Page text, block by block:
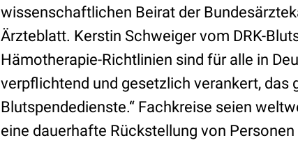
wissenschaftlichen Beirat der
Ärzteblatt. Kerstin Schweiger vom DRK-
Hämotherapie-Richtlinien sind für alle in
verpflichtend und gesetzlich verankert, das
Blutspendedienste.“ Fachkreise seien
eine dauerhafte Rückstellung von